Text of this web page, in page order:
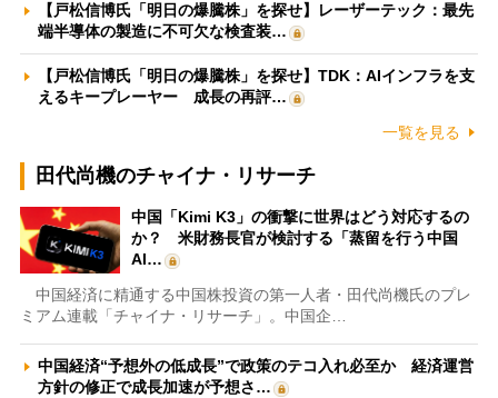
【戸松信博氏「明日の爆騰株」を探せ】レーザーテック：最先
端半導体の製造に不可欠な検査装…
【戸松信博氏「明日の爆騰株」を探せ】TDK：AIインフラを支
えるキープレーヤー 成長の再評…
一覧を見る
田代尚機のチャイナ・リサーチ
中国「Kimi K3」の衝撃に世界はどう対応するの
か？ 米財務長官が検討する「蒸留を行う中国
AI…
中国経済に精通する中国株投資の第一人者・田代尚機氏のプレ
ミアム連載「チャイナ・リサーチ」。中国企…
中国経済“予想外の低成長”で政策のテコ入れ必至か 経済運営
方針の修正で成長加速が予想さ…